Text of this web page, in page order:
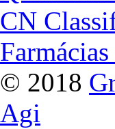
CN
© 2018
Agi